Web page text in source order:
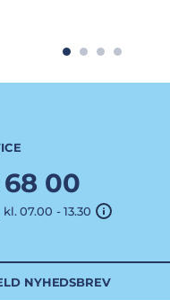
00
07.00 - 13.30
NYHEDSBREV